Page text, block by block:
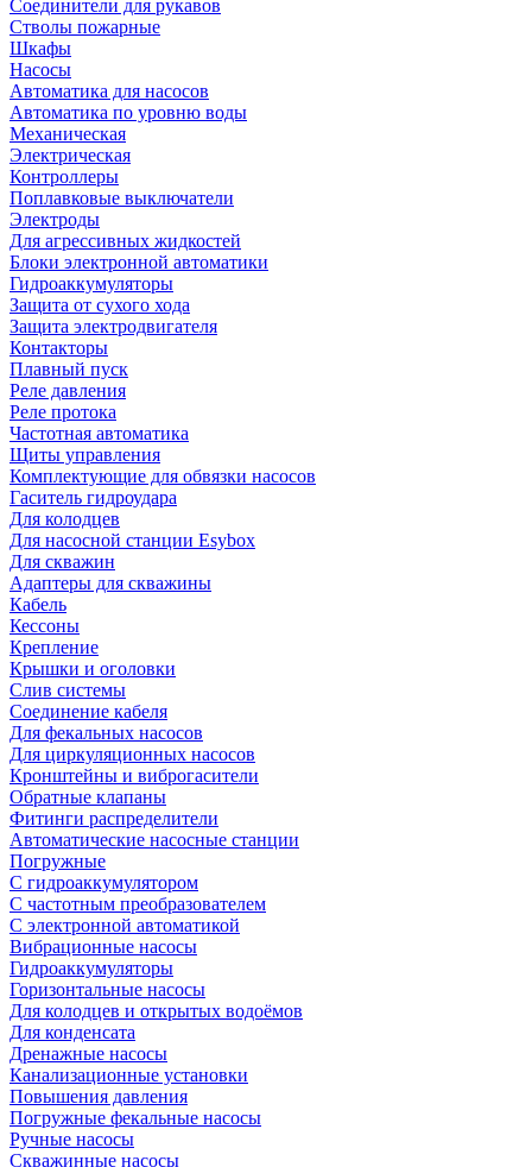
Соединители для рукавов
Стволы пожарные
Шкафы
Насосы
Автоматика для насосов
Автоматика по уровню воды
Механическая
Электрическая
Контроллеры
Поплавковые выключатели
Электроды
Для агрессивных жидкостей
Блоки электронной автоматики
Гидроаккумуляторы
Защита от сухого хода
Защита электродвигателя
Контакторы
Плавный пуск
Реле давления
Реле протока
Частотная автоматика
Щиты управления
Комплектующие для обвязки насосов
Гаситель гидроудара
Для колодцев
Для насосной станции Esybox
Для скважин
Адаптеры для скважины
Кабель
Кессоны
Крепление
Крышки и оголовки
Слив системы
Соединение кабеля
Для фекальных насосов
Для циркуляционных насосов
Кронштейны и виброгасители
Обратные клапаны
Фитинги распределители
Автоматические насосные станции
Погружные
С гидроаккумулятором
С частотным преобразователем
С электронной автоматикой
Вибрационные насосы
Гидроаккумуляторы
Горизонтальные насосы
Для колодцев и открытых водоёмов
Для конденсата
Дренажные насосы
Канализационные установки
Повышения давления
Погружные фекальные насосы
Ручные насосы
Скважинные насосы